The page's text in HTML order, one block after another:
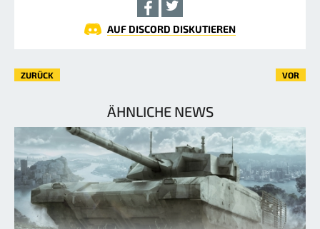
AUF DISCORD DISKUTIEREN
ZURÜCK VOR
ÄHNLICHE NEWS